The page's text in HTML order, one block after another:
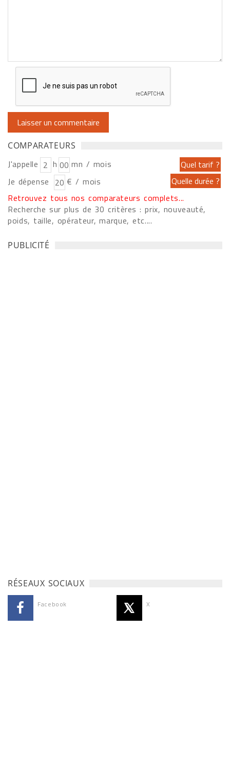
COMPARATEURS
J'appelle h
mn / mois
Je dépense
€ / mois
Retrouvez tous nos comparateurs complets...
Recherche sur plus de 30 critères : prix, nouveauté,
poids, taille, opérateur, marque, etc....
PUBLICITÉ
RÉSEAUX SOCIAUX
Facebook X